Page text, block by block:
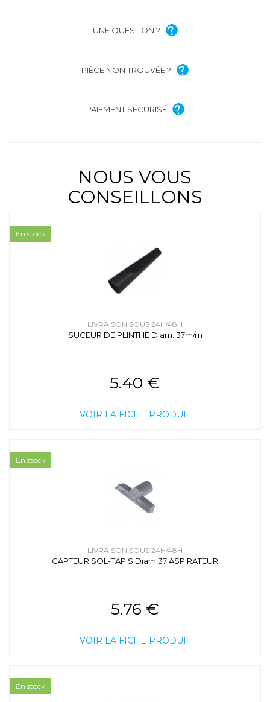
UNE QUESTION ?
PIÈCE NON TROUVÉE ?
PAIEMENT SÉCURISÉ
NOUS VOUS
CONSEILLONS
LIVRAISON SOUS 24H/48H
SUCEUR DE PLINTHE Diam. 37m/m
5.40 €
VOIR LA FICHE PRODUIT
En stock
LIVRAISON SOUS 24H/48H
CAPTEUR SOL-TAPIS Diam.37 ASPIRATEUR
5.76 €
VOIR LA FICHE PRODUIT
En stock
En stock